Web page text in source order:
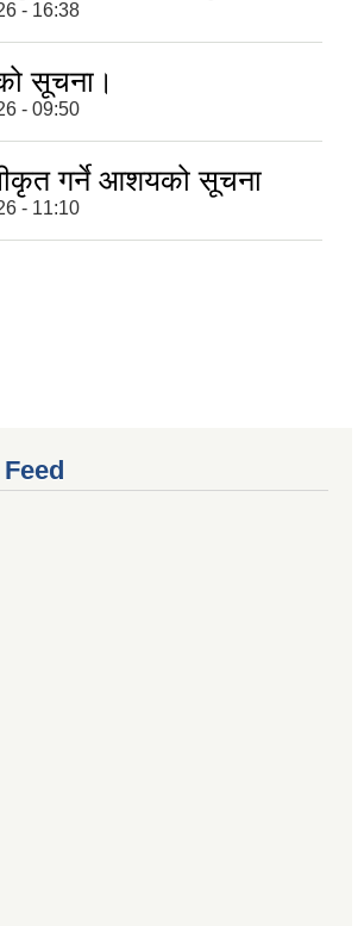
- 16:38
सूचना।
- 09:50
गर्ने आशयको सूचना
- 11:10